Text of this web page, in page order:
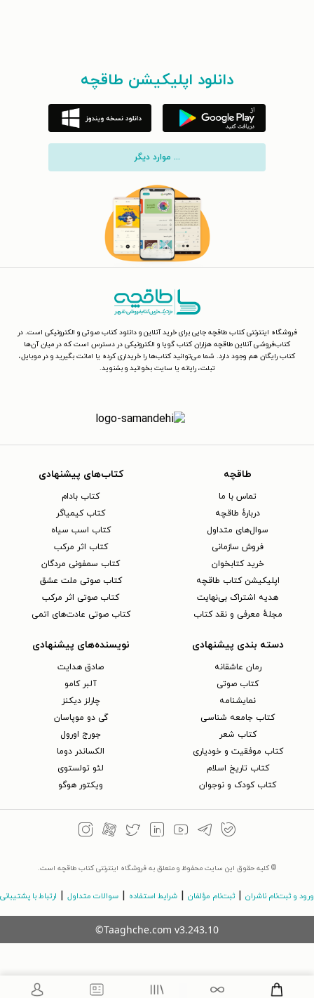
دانلود اپلیکیشن طاقچه
... موارد دیگر
فروشگاه اینترنتی کتاب طاقچه جایی برای خرید آنلاین و دانلود کتاب صوتی و الکترونیکی است. در
کتاب‌فروشی آنلاین طاقچه هزاران کتاب گویا و الکترونیکی در دسترس است که در میان آن‌ها
کتاب رایگان هم وجود دارد. شما می‌توانید کتاب‌ها را خریداری کرده یا امانت بگیرید و در موبایل،
تبلت، رایانه یا سایت بخوانید و بشنوید.
طاقچه
تماس با ما
دربارهٔ طاقچه
سوال‌های متداول
فروش سازمانی
خرید کتابخوان
اپلیکیشن کتاب طاقچه
هدیه اشتراک بی‌نهایت
مجلهٔ معرفی و نقد کتاب
کتاب‌های پیشنهادی
کتاب بادام
کتاب کیمیاگر
کتاب اسب سیاه
کتاب اثر مرکب
کتاب سمفونی مردگان
کتاب صوتی ملت عشق
کتاب صوتی اثر مرکب
کتاب صوتی عادت‌های اتمی
دسته بندی پیشنهادی
رمان عاشقانه
کتاب‌ صوتی
نمایشنامه
کتاب جامعه شناسی
کتاب شعر
کتاب موفقیت و خودیاری
کتاب تاریخ اسلام
کتاب کودک و نوجوان
نویسنده‌های پیشنهادی
صادق هدایت
آلبر کامو
چارلز دیکنز
گی دو موپاسان
جورج اورول
الکساندر دوما
لئو تولستوی
ویکتور هوگو
© کلیه حقوق این سایت محفوظ و متعلق به فروشگاه اینترنتی کتاب طاقچه است.
ورود و ثبت‌نام ناشران | ثبت‌نام مؤلفان | شرایط استفاده | سوالات متداول | ارتباط با پشتیبانی
©Taaghche.com v3.243.10